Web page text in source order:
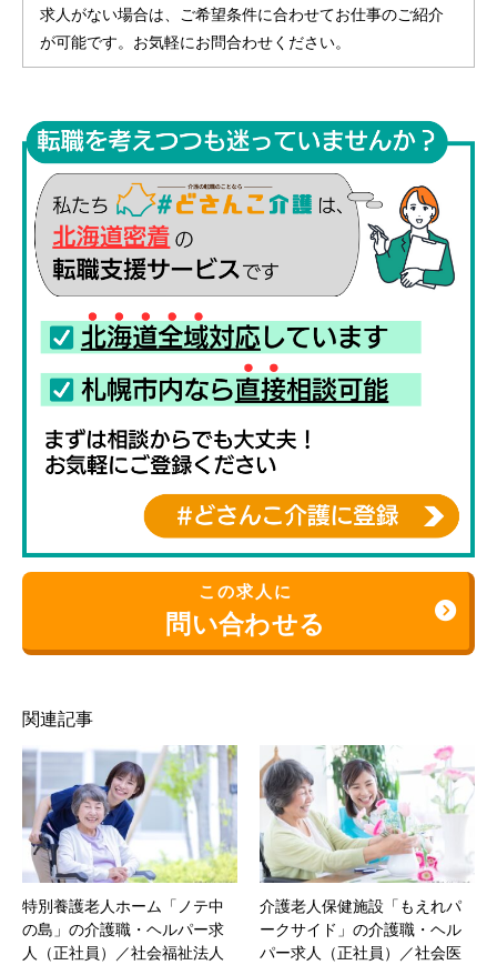
求人がない場合は、ご希望条件に合わせてお仕事のご紹介
が可能です。お気軽にお問合わせください。
この求人に
問い合わせる
関連記事
特別養護老人ホーム「ノテ中
の島」の介護職・ヘルパー求
人（正社員）／社会福祉法人
介護老人保健施設「もえれパ
ークサイド」の介護職・ヘル
パー求人（正社員）／社会医